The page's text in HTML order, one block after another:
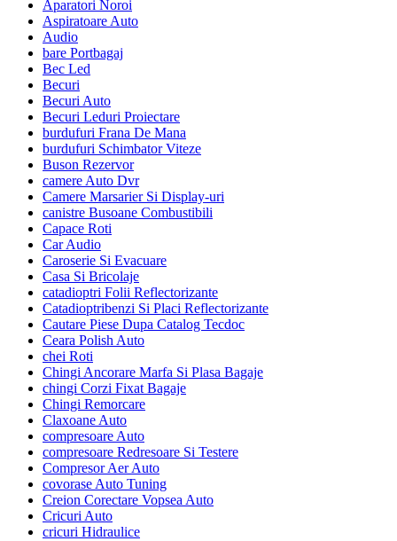
Aparatori Noroi
Aspiratoare Auto
Audio
bare Portbagaj
Bec Led
Becuri
Becuri Auto
Becuri Leduri Proiectare
burdufuri Frana De Mana
burdufuri Schimbator Viteze
Buson Rezervor
camere Auto Dvr
Camere Marsarier Si Display-uri
canistre Busoane Combustibili
Capace Roti
Car Audio
Caroserie Si Evacuare
Casa Si Bricolaje
catadioptri Folii Reflectorizante
Catadioptribenzi Si Placi Reflectorizante
Cautare Piese Dupa Catalog Tecdoc
Ceara Polish Auto
chei Roti
Chingi Ancorare Marfa Si Plasa Bagaje
chingi Corzi Fixat Bagaje
Chingi Remorcare
Claxoane Auto
compresoare Auto
compresoare Redresoare Si Testere
Compresor Aer Auto
covorase Auto Tuning
Creion Corectare Vopsea Auto
Cricuri Auto
cricuri Hidraulice